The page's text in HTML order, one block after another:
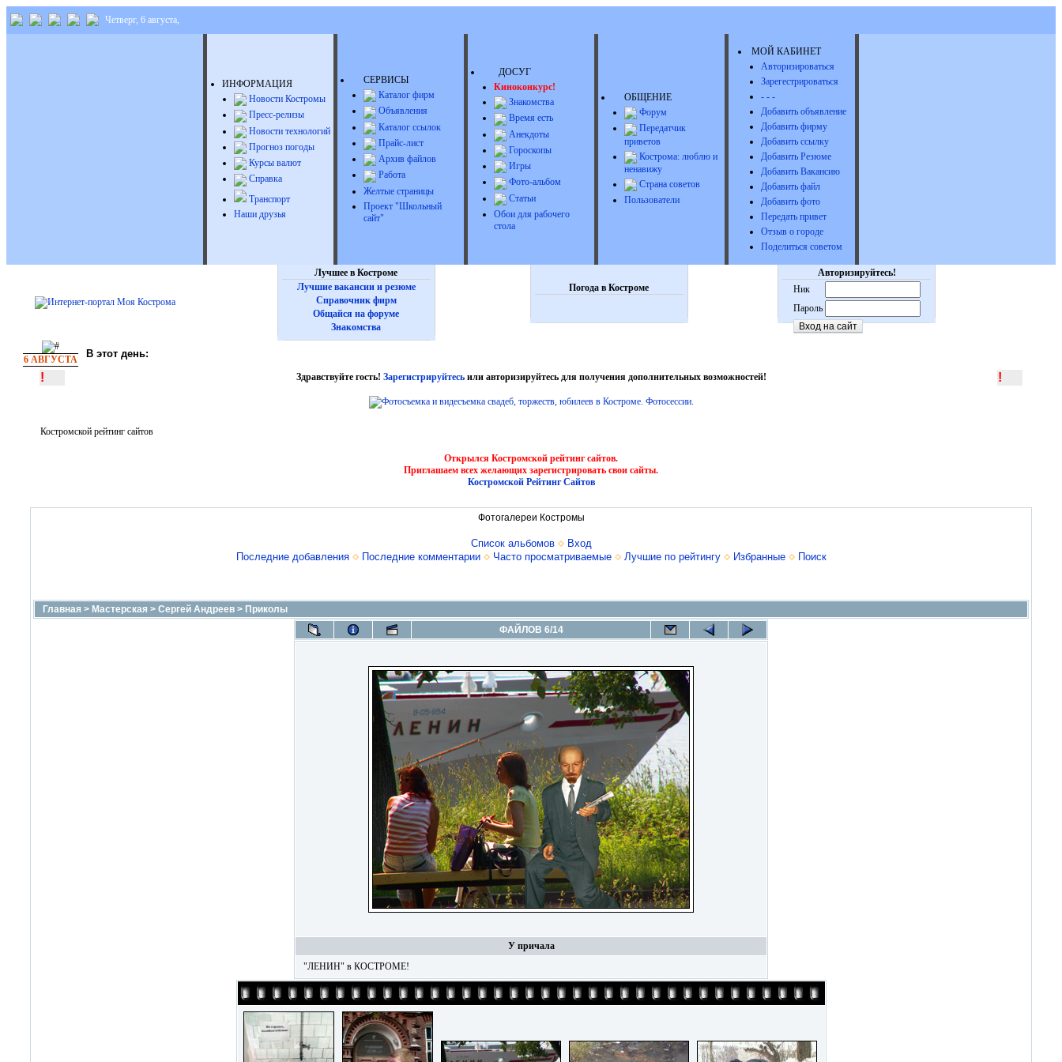
Четверг, 6 августа,
ИНФОРМАЦИЯ
Новости Костромы
Пресс-релизы
Новости технологий
Прогноз погоды
Курсы валют
Справка
Транспорт
Наши друзья
СЕРВИСЫ
Каталог фирм
Объявления
Каталог ссылок
Прайс-лист
Архив файлов
Работа
Желтые страницы
Проект "Школьный
сайт"
ДОСУГ
Киноконкурс!
Знакомства
Время есть
Анекдоты
Гороскопы
Игры
Фото-альбом
Статьи
Обои для рабочего
стола
ОБЩЕНИЕ
Форум
Передатчик
приветов
Кострома: люблю и
ненавижу
Страна советов
Пользователи
МОЙ КАБИНЕТ
Авторизироваться
Зарегестрироваться
- - -
Добавить объявление
Добавить фирму
Добавить ссылку
Добавить Резюме
Добавить Вакансию
Добавить файл
Добавить фото
Передать привет
Отзыв о городе
Поделиться советом
Лучшее в Костроме
Лучшие вакансии и резюме
Справочник фирм
Общайся на форуме
Знакомства
Погода в Костроме
Авторизируйтесь!
Ник
Пароль
6 АВГУСТА В этот день:
! Здравствуйте гость! Зарегистрируйтесьили авторизируйтесь для получения дополнительных возможностей! !
Костромской рейтинг сайтов
Открылся Костромской рейтинг сайтов.
Приглашаем всех желающих зарегистрировать свои сайты.
Костромской Рейтинг Сайтов
Фотогалереи Костромы
Список альбомов
Вход
Последние добавления
Последние комментарии Часто просматриваемые Лучшие по рейтингу Избранные Поиск
Главная > Мастерская > Сергей Андреев > Приколы
ФАЙЛОВ 6/14
У причала
"ЛЕНИН" в КОСТРОМЕ!